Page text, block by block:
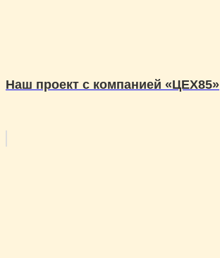
Наш проект с компанией «ЦЕХ85»